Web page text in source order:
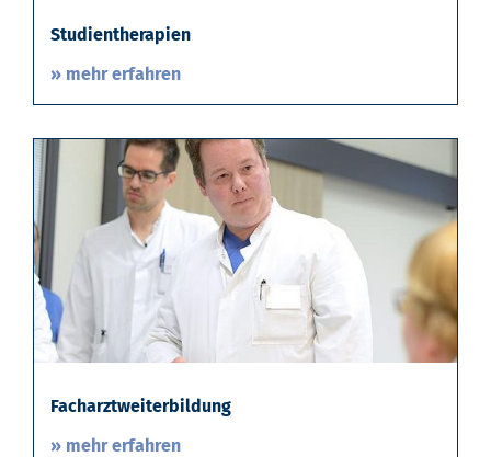
Studientherapien
» mehr erfahren
Facharztweiterbildung
» mehr erfahren